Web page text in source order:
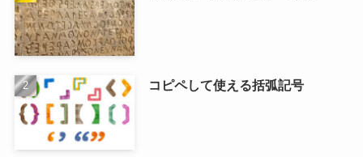
コピペして使える括弧記号